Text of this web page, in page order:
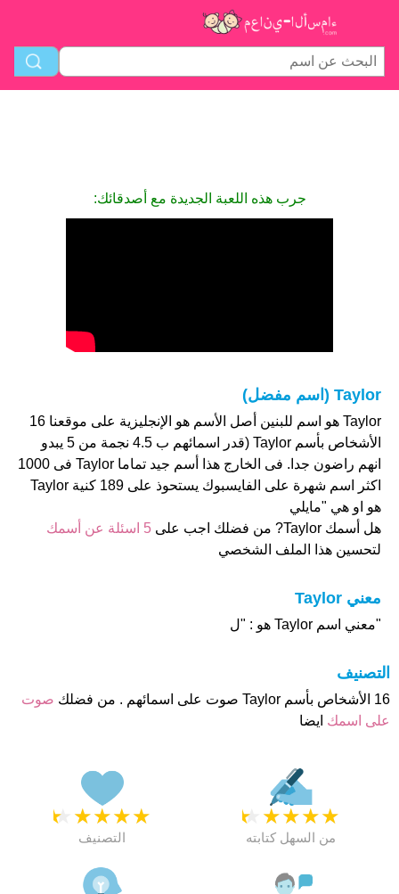
جرب هذه اللعبة الجديدة مع أصدقائك:
Taylor (اسم مفضل)
Taylor هو اسم للبنين أصل الأسم هو الإنجليزية على موقعنا 16
الأشخاص بأسم Taylor (قدر اسمائهم ب 4.5 نجمة من 5 يبدو
انهم راضون جدا. فى الخارج هذا أسم جيد تماما Taylor فى 1000
اكثر اسم شهرة على الفايسبوك يستحوذ على 189 كنية Taylor
هو او هي "مايلي
هل أسمك Taylor? من فضلك اجب على
5 اسئلة عن أسمك
لتحسين هذا الملف الشخصي
معني Taylor
"معني اسم Taylor هو : "ل
التصنيف
16 الأشخاص بأسم Taylor صوت على اسمائهم . من فضلك
صوت
على اسمك ايضا
★
★
★
★
★
التصنيف
★
★
★
★
★
من السهل كتابته